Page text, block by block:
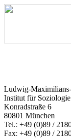
Ludwig-
Institut für Soziologie
Konradstraße 6
80801 München
Tel.: +49 (0)89 /
Fax: +49 (0)89 /